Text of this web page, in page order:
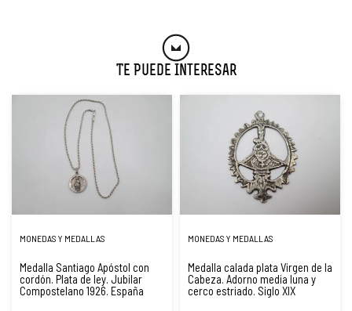
Te Puede Interesar
MONEDAS Y MEDALLAS
Medalla Santiago Apóstol con
cordón. Plata de ley. Jubilar
Compostelano 1926. España
MONEDAS Y MEDALLAS
Medalla calada plata Virgen de la
Cabeza. Adorno media luna y
cerco estriado. Siglo XIX